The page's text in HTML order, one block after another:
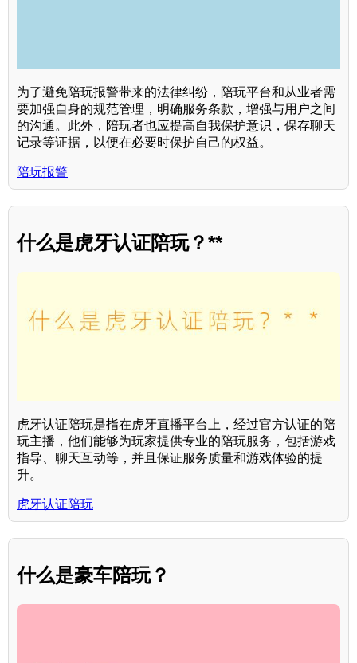
为了避免陪玩报警带来的法律纠纷，陪玩平台和从业者需
要加强自身的规范管理，明确服务条款，增强与用户之间
的沟通。此外，陪玩者也应提高自我保护意识，保存聊天
记录等证据，以便在必要时保护自己的权益。
陪玩报警
什么是虎牙认证陪玩？**
虎牙认证陪玩是指在虎牙直播平台上，经过官方认证的陪
玩主播，他们能够为玩家提供专业的陪玩服务，包括游戏
指导、聊天互动等，并且保证服务质量和游戏体验的提
升。
虎牙认证陪玩
什么是豪车陪玩？